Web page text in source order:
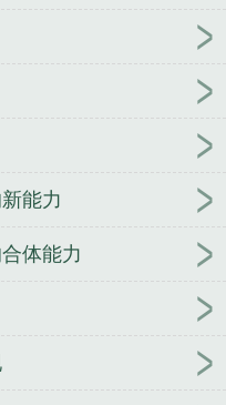
能力
体能力